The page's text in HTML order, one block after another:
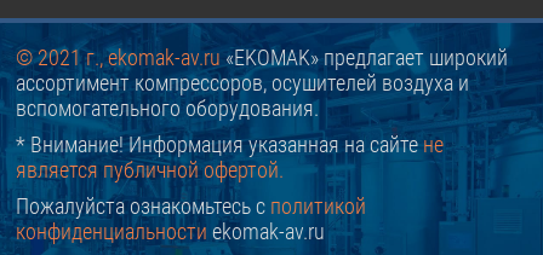
© 2021 г., ekomak-av.ru «EKOMAK» предлагает широкий
ассортимент компрессоров, осушителей воздуха и
вспомогательного оборудования.
* Внимание! Информация указанная на сайтене
является публичной офертой.
Пожалуйста ознакомьтесь с политикой
конфиденциальности ekomak-av.ru